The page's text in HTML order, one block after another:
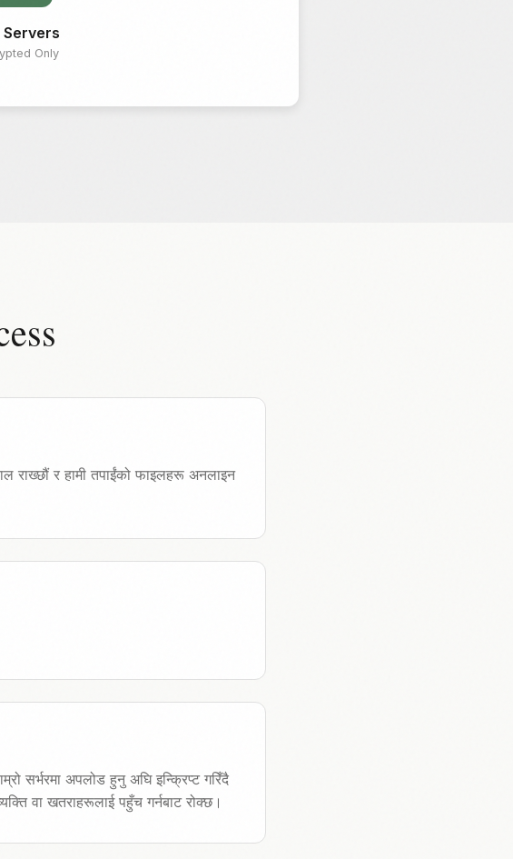
Servers
Only
राख्छौं र हामी तपाईंको फाइलहरू अनलाइन
सर्भरमा अपलोड हुनु अघि इन्क्रिप्ट गरिँदै
वा खतराहरूलाई पहुँच गर्नबाट रोक्छ।